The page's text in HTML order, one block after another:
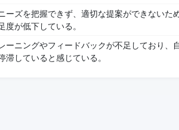
ーズを把握できず、適切な提案ができないた
度が低下している。
ーニングやフィードバックが不足しており、
滞していると感じている。